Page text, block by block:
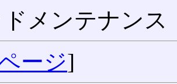
メンテナンス
ージ]